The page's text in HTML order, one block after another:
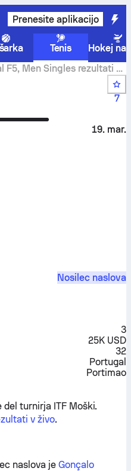
Prenesite aplikacijo
Tenis
Hokej na
F5, Men Singles rezultati v
tournament header 7
19. mar.
Nosilec naslova
3
25K USD
32
Portugal
Portimao
del turnirja ITF Moški.
v živo.
naslova je Gonçalo